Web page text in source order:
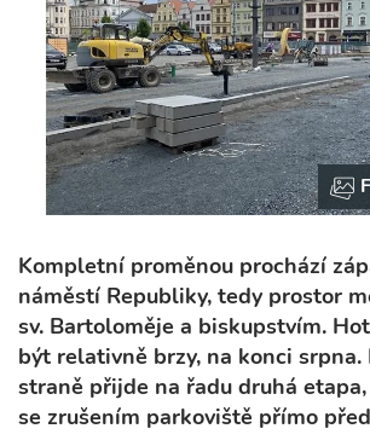
Kompletní proměnou prochází
náměstí Republiky, tedy prostor
sv. Bartoloměje a biskupstvím.
být relativně brzy, na konci srpna.
straně přijde na řadu druhá
se zrušením parkoviště přímo